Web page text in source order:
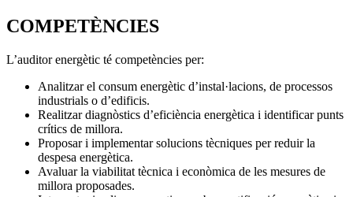
COMPETÈNCIES
L’auditor energètic té competències per:
Analitzar el consum energètic d’instal·lacions, de processos
industrials o d’edificis.
Realitzar diagnòstics d’eficiència energètica i identificar punts
crítics de millora.
Proposar i implementar solucions tècniques per reduir la
despesa energètica.
Avaluar la viabilitat tècnica i econòmica de les mesures de
millora proposades.